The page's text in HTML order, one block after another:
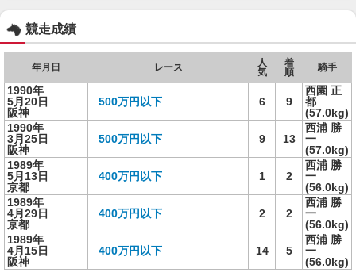
競走成績
年月日 レース
人
気
着
順
騎手
1990年
5月20日
阪神
500万円以下 6 9
西園 正
都
(57.0kg)
1990年
3月25日
阪神
500万円以下 9 13
西浦 勝
一
(57.0kg)
1989年
5月13日
京都
400万円以下 1 2
西浦 勝
一
(56.0kg)
1989年
4月29日
京都
400万円以下 2 2
西浦 勝
一
(56.0kg)
1989年
4月15日
阪神
400万円以下 14 5
西浦 勝
一
(56.0kg)